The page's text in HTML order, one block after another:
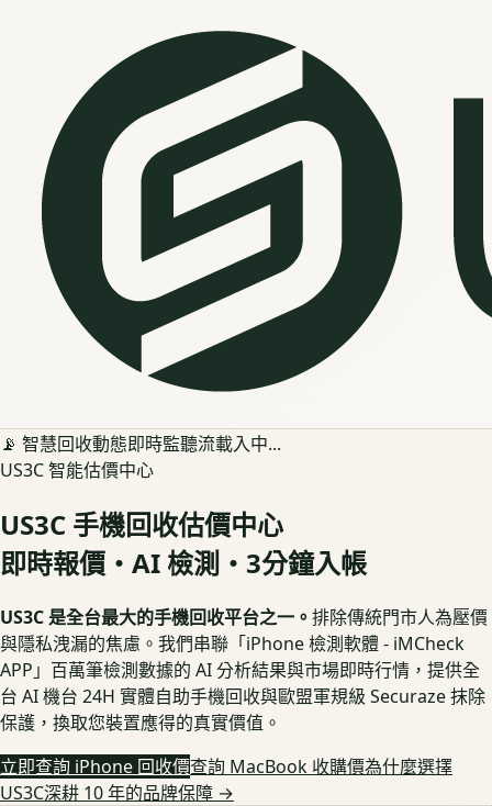
📡 智慧回收動態即時監聽流載入中...
US3C 智能估價中心
US3C 手機回收估價中心
即時報價・AI 檢測・3分鐘入帳
US3C 是全台最大的手機回收平台之一。 排除傳統門市人為壓價
與隱私洩漏的焦慮。我們串聯「iPhone 檢測軟體 - iMCheck
APP」百萬筆檢測數據的 AI 分析結果與市場即時行情，提供全
台 AI 機台 24H 實體自助手機回收與歐盟軍規級 Securaze 抹除
保護，換取您裝置應得的真實價值。
立即查詢 iPhone 回收價查詢 MacBook 收購價為什麼選擇
US3C深耕 10 年的品牌保障 →